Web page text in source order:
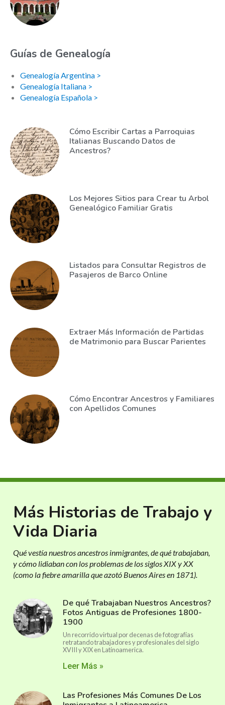
Guías de Genealogía
Genealogía Argentina >
Genealogía Italiana >
Genealogía Española >
Cómo Escribir Cartas a Parroquias
Italianas Buscando Datos de
Ancestros?
Los Mejores Sitios para Crear tu Arbol
Genealógico Familiar Gratis
Listados para Consultar Registros de
Pasajeros de Barco Online
Extraer Más Información de Partidas
de Matrimonio para Buscar Parientes
Cómo Encontrar Ancestros y Familiares
con Apellidos Comunes
Más Historias de Trabajo y
Vida Diaria
Qué vestía nuestros ancestros inmigrantes, de qué trabajaban,
y cómo lidiaban con los problemas de los siglos XIX y XX
(como la fiebre amarilla que azotó Buenos Aires en 1871).
De qué Trabajaban Nuestros Ancestros?
Fotos Antiguas de Profesiones 1800-
1900
Un recorrido virtual por decenas de fotografías
retratando trabajadores y profesionales del siglo
XVIII y XIX en Latinoamerica.
Leer Más »
Las Profesiones Más Comunes De Los